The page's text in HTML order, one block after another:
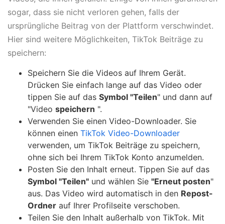
sogar, dass sie nicht verloren gehen, falls der
ursprüngliche Beitrag von der Plattform verschwindet.
Hier sind weitere Möglichkeiten, TikTok Beiträge zu
speichern:
Speichern Sie die Videos auf Ihrem Gerät.
Drücken Sie einfach lange auf das Video oder
tippen Sie auf das Symbol "Teilen" und dann auf
"Video speichern ".
Verwenden Sie einen Video-Downloader. Sie
können einen TikTok Video-Downloader
verwenden, um TikTok Beiträge zu speichern,
ohne sich bei Ihrem TikTok Konto anzumelden.
Posten Sie den Inhalt erneut. Tippen Sie auf das
Symbol "Teilen" und wählen Sie "Erneut posten"
aus. Das Video wird automatisch in den Repost-
Ordner auf Ihrer Profilseite verschoben.
Teilen Sie den Inhalt außerhalb von TikTok. Mit